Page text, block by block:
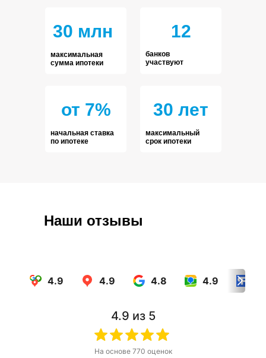
30 лет
максимальный
срок ипотеки
от 7%
начальная ставка
по ипотеке
12
банков
участвуют
30 млн
максимальная
сумма ипотеки
Наши отзывы
4.9 4.9 4.8 4.9
4.9 из 5
На основе 770 оценок